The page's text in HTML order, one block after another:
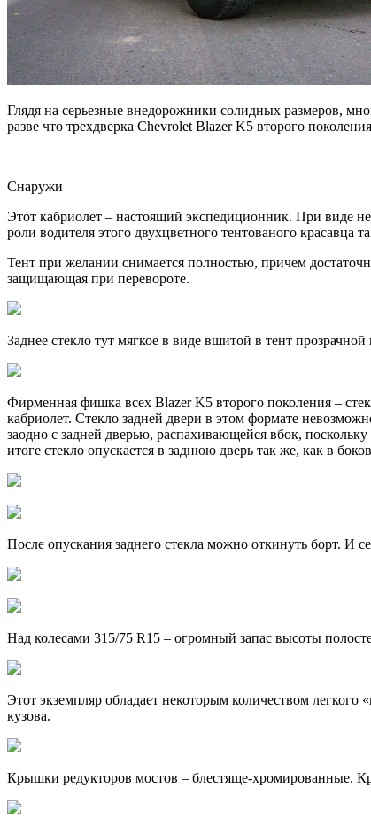
Глядя на серьезные внедорожники солидных размеров,
разве что трехдверка Chevrolet Blazer K5 второго
Снаружи
Этот кабриолет – настоящий экспедиционник. При виде
роли водителя этого двухцветного тентованого
Тент при желании снимается полностью, причем
защищающая при перевороте.
Заднее стекло тут мягкое в виде вшитой в тент
Фирменная фишка всех Blazer K5 второго поколения –
кабриолет. Стекло задней двери в этом формате
заодно с задней дверью, распахивающейся вбок,
итоге стекло опускается в заднюю дверь так же, как в
После опускания заднего стекла можно откинуть борт. И
Над колесами 315/75 R15 – огромный запас высоты
Этот экземпляр обладает некоторым количеством
кузова.
Крышки редукторов мостов – блестяще-хромированные.